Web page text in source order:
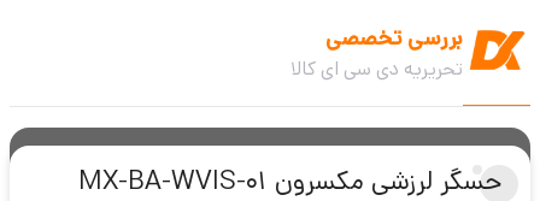
بررسی تخصصی
تحریریه دی سی ای کالا
حسگر لرزشی مکسرون MX-BA-WVIS-01